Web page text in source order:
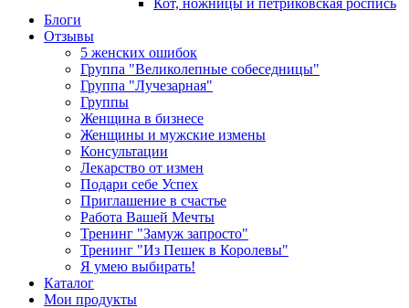
Кот, ножницы и петриковская роспись
Блоги
Отзывы
5 женских ошибок
Группа "Великолепные собеседницы"
Группа "Лучезарная"
Группы
Женщина в бизнесе
Женщины и мужские измены
Консультации
Лекарство от измен
Подари себе Успех
Приглашение в счастье
Работа Вашей Мечты
Тренинг "Замуж запросто"
Тренинг "Из Пешек в Королевы"
Я умею выбирать!
Каталог
Мои продукты